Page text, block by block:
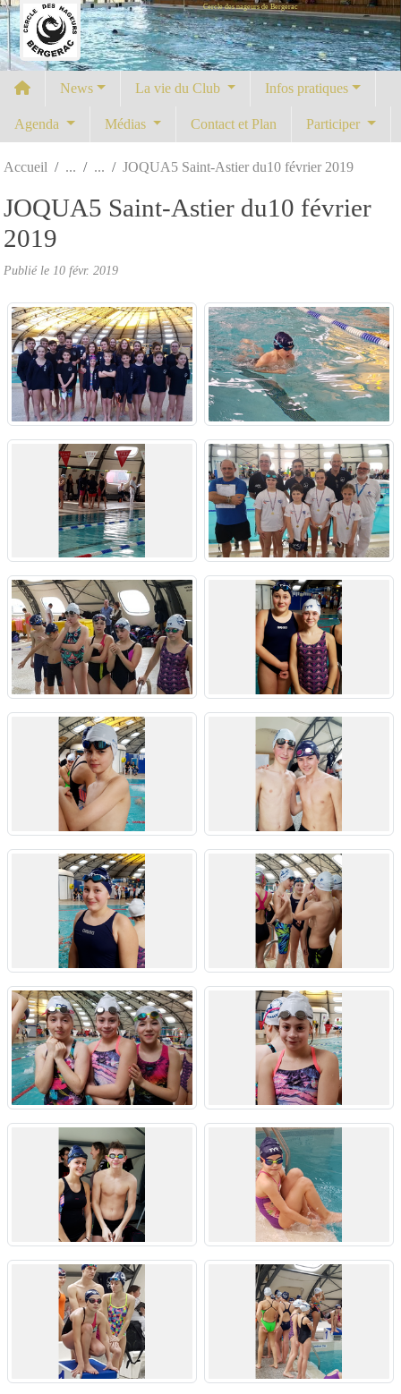
Cercle des nageurs de Bergerac
News La vie du Club Infos pratiques
Agenda Médias Contact et Plan Participer
Accueil JOQUA5 Saint-Astier du10 février 2019
JOQUA5 Saint-Astier du10 février
2019
Publié le 10 févr. 2019
Panneau de gestion des cookies